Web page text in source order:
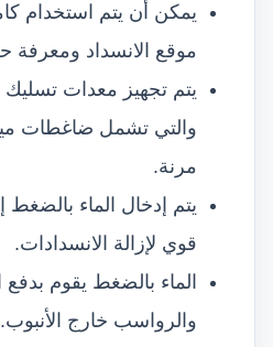
يمكن أن يتم استخدام
موقع الانسداد ومعرفة
يتم تجهيز معدات
والتي تشمل ضاغطات
مرنة.
يتم إدخال الماء بالضغط
قوي لإزالة الانسدادات.
الماء بالضغط يقوم بدفع
والرواسب خارج الأنبوب.